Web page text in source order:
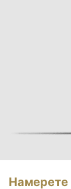
Намерете